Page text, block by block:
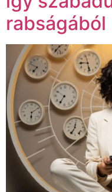
rabságából